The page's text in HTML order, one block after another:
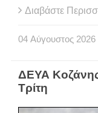
Διαβάστε
04 Αύγουστος 2026
ΔΕΥΑ
Τρίτη